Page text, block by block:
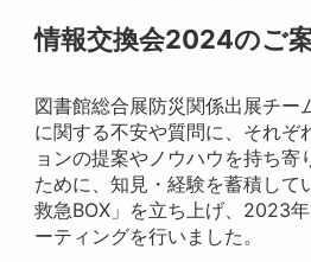
情報交換会2024のご
図書館総合展防災関係出展チー
に関する不安や質問に、それぞ
ョンの提案やノウハウを持ち寄
ために、知見・経験を蓄積して
救急BOX」を立ち上げ、2023年
ーティングを行いました。